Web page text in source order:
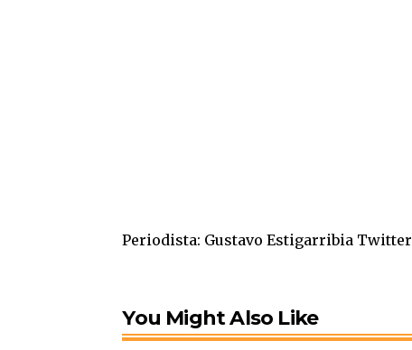
Periodista: Gustavo Estigarribia Twitter
You Might Also Like